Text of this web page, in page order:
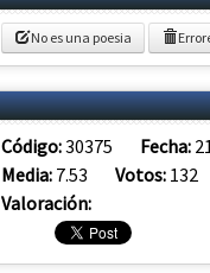
No es una poesia
Código:30375 Fecha:
Media: 7.53 Votos: 132
Valoración: